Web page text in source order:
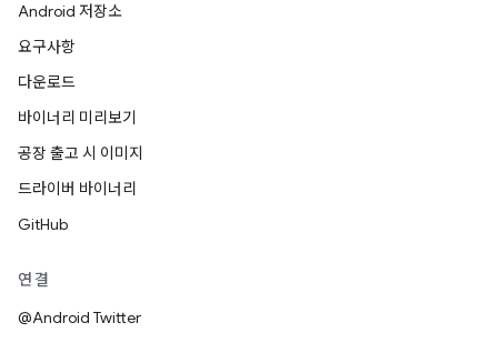
Android 저장소
요구사항
다운로드
바이너리 미리보기
공장 출고 시 이미지
드라이버 바이너리
GitHub
연결
@Android Twitter